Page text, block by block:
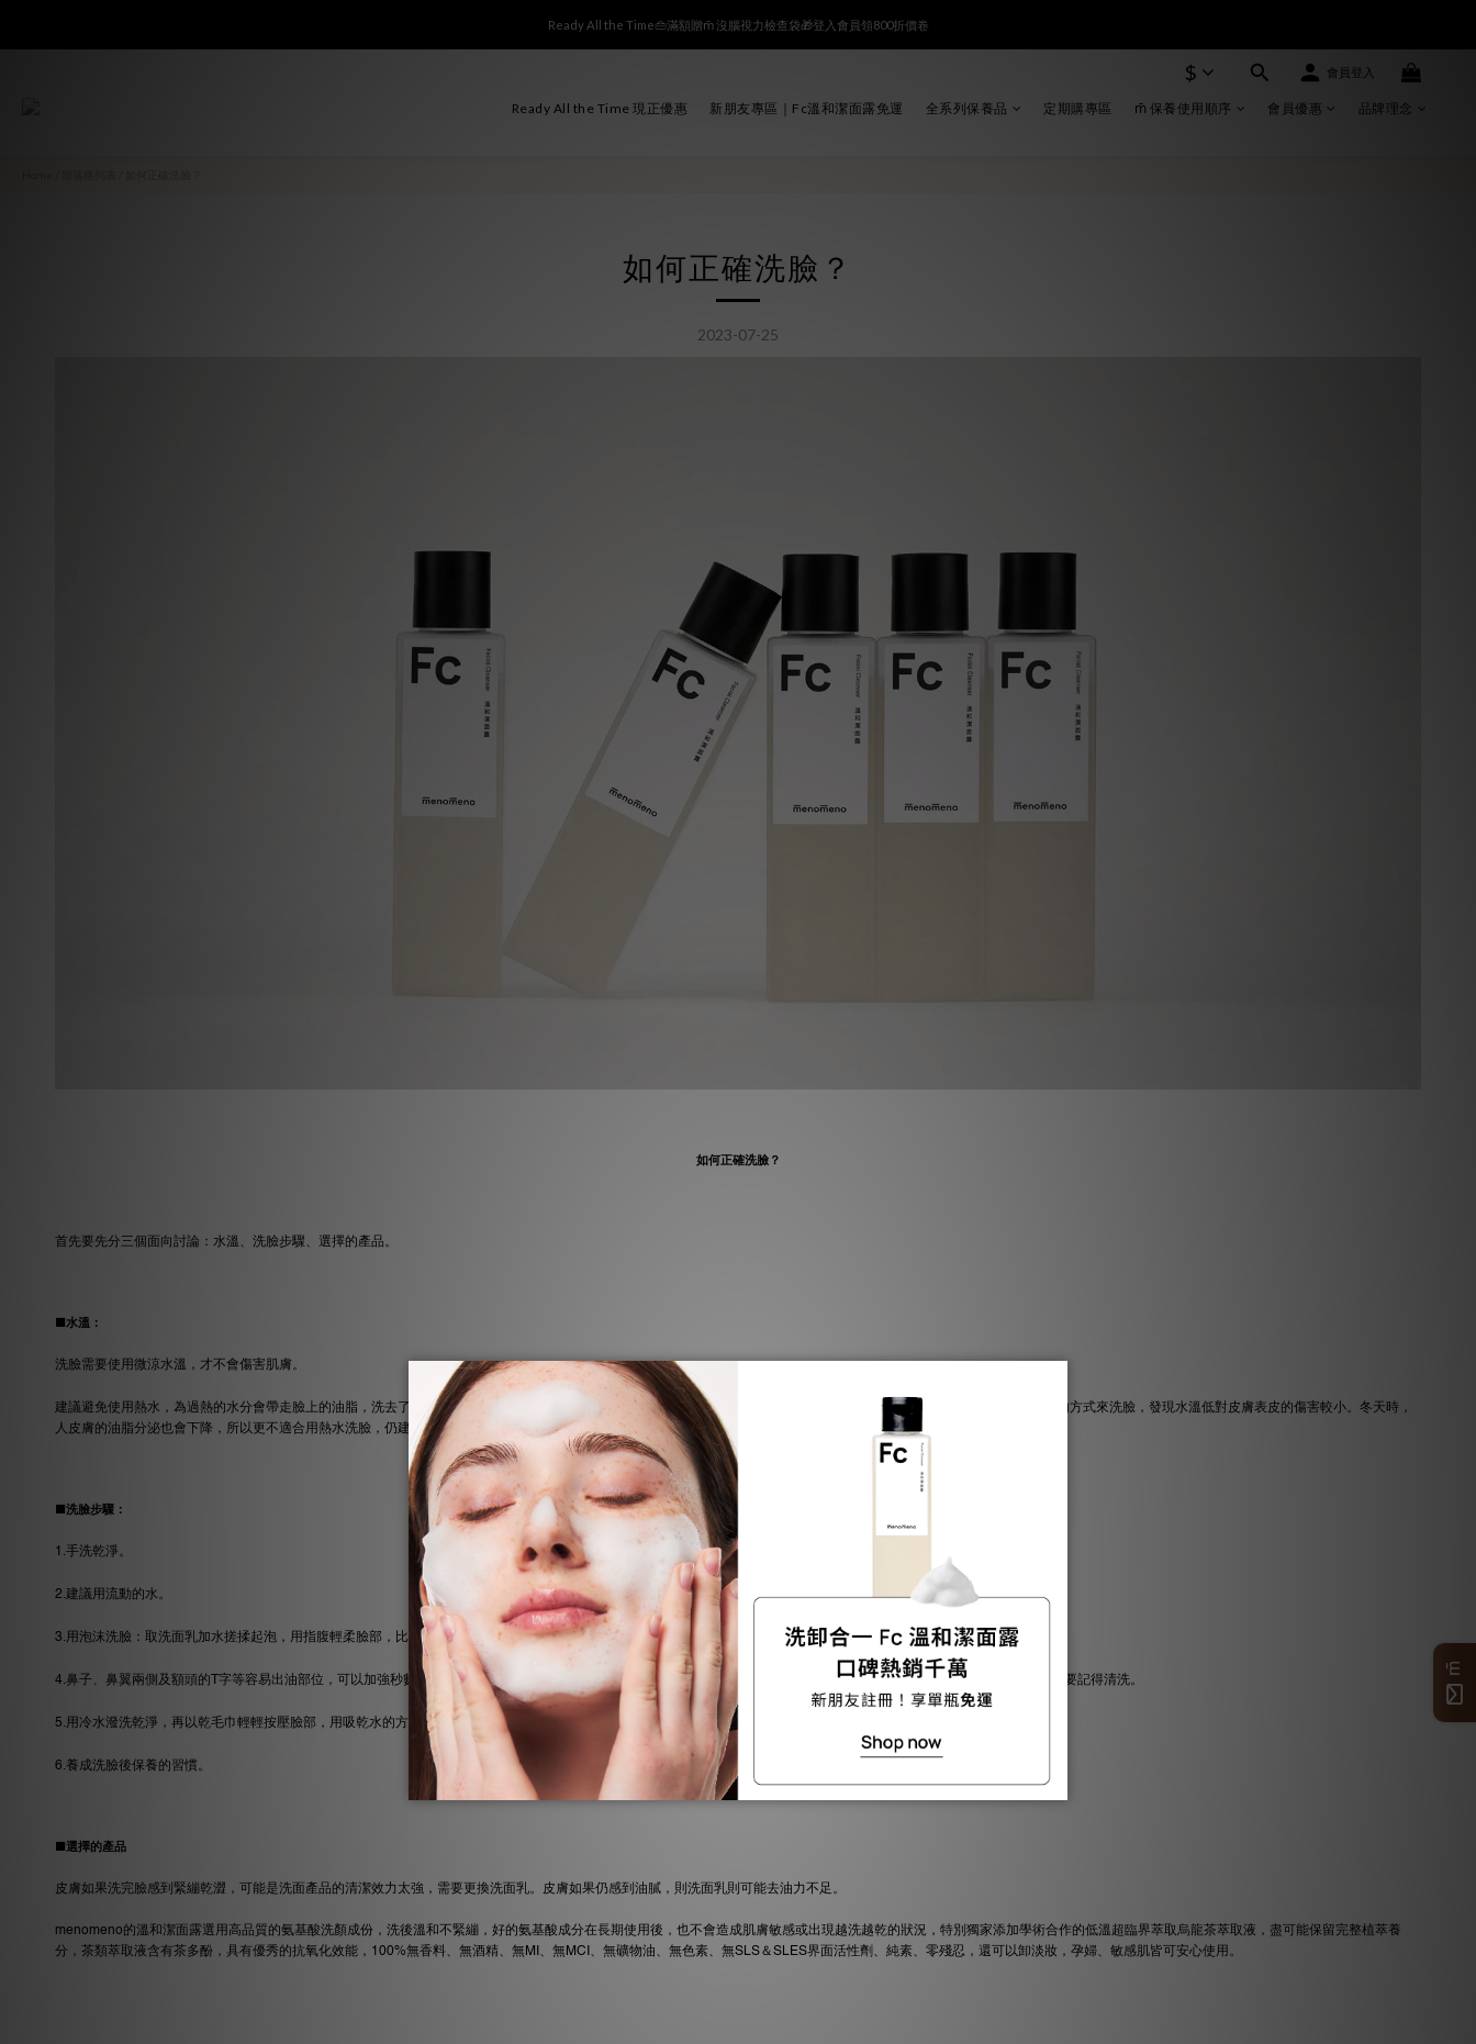
Ready All the Time👜滿額贈m̄ 沒腦視力檢查袋🎁登入會員領800折價卷
Ready All the Time👜滿額贈m̄ 沒腦視力檢查袋🎁登入會員領800折價卷
$ 會員登入
Ready All the Time 現正優惠 新朋友專區｜Fc溫和潔面露免運 全系列保養品 定期購專區 m̄ 保養使用順序 會員優惠 品牌理念
如何正確洗臉？
2023-07-25
如何正確洗臉？
首先要先分三個面向討論：水溫、洗臉步驟、選擇的產品。
■水溫：
洗臉需要使用微涼水溫，才不會傷害肌膚。
建議避免使用熱水，為過熱的水分會帶走臉上的油脂，洗去了我們臉上的皮脂膜，會導致皮膚乾燥、皮膚油脂排泄、皮膚老化。醫學已證實，受試者用相同的潔面產品、同樣的方式來洗臉，發現水溫低對皮膚表皮的傷害較小。冬天時，
人皮膚的油脂分泌也會下降，所以更不適合用熱水洗臉，仍建議用水龍頭打開流出來的冷水洗，但真的氣溫太低導致水太冰冷，可以使用涼水清洗。
■洗臉步驟：
1.手洗乾淨。
2.建議用流動的水。
3.用泡沫洗臉：取洗面乳加水搓揉起泡，用指腹輕柔臉部，比較不會刺激皮膚。
4.鼻子、鼻翼兩側及額頭的T字等容易出油部位，可以加強秒數，泡沫停留在臉上的時間不要超過30秒，髮際線、臉頰邊緣、下巴、頸部等，都是洗臉時容易被忽略的部位，也要記得清洗。
5.用冷水潑洗乾淨，再以乾毛巾輕輕按壓臉部，用吸乾水的方式即可，如果用擦拭的，反而會傷害肌膚表面。
6.養成洗臉後保養的習慣。
■選擇的產品
皮膚如果洗完臉感到緊繃乾澀，可能是洗面產品的清潔效力太強，需要更換洗面乳。皮膚如果仍感到油膩，則洗面乳則可能去油力不足。
menomeno的溫和潔面露選用高品質的氨基酸洗顏成份，洗後溫和不緊繃，好的氨基酸成分在長期使用後，也不會造成肌膚敏感或出現越洗越乾的狀況，特別獨家添加學術合作的低溫超臨界萃取烏龍茶萃取液，盡可能保留完整植萃養
分，茶類萃取液含有茶多酚，具有優秀的抗氧化效能，100%無香料、無酒精、無MI、無MCI、無礦物油、無色素、無SLS＆SLES界面活性劑、純素、零殘忍，還可以卸淡妝，孕婦、敏感肌皆可安心使用。
m̄